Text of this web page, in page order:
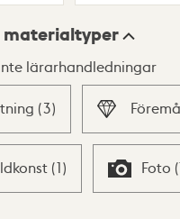
Karta
materialtyper
lärarhandledningar
(3)
(1) Foto (